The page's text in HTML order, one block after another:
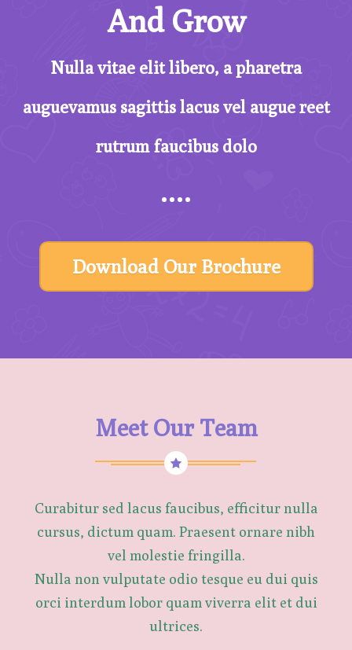
And Grow
Nulla vitae elit libero, a pharetra
auguevamus sagittis lacus vel augue reet
rutrum faucibus dolo
Download Our Brochure
Meet Our Team
Curabitur sed lacus faucibus, efficitur nulla
cursus, dictum quam. Praesent ornare nibh
vel molestie fringilla.
Nulla non vulputate odio tesque eu dui quis
orci interdum lobor quam viverra elit et dui
ultrices.